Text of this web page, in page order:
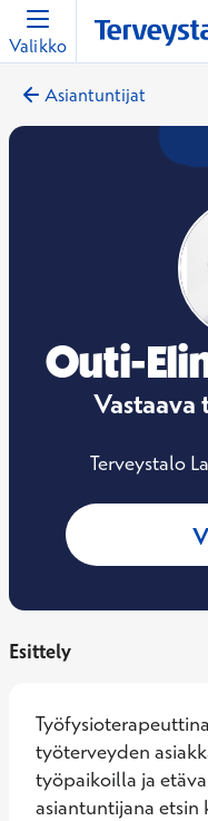
Valikko
Asiantuntijat
Outi-
Terveystalo
Esittely
työterveyden
työpaikoilla ja
asiantuntijana etsin